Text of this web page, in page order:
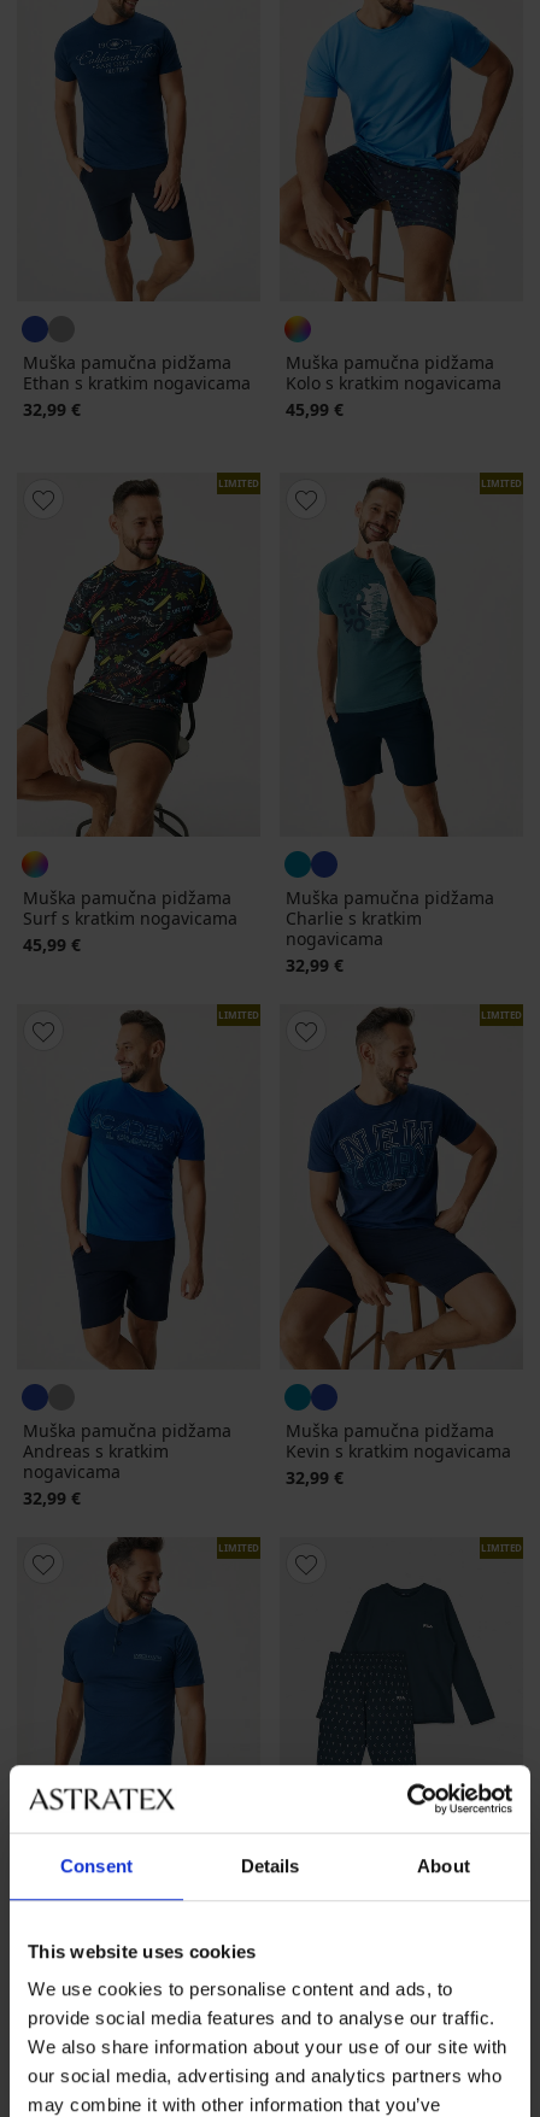
Consent Details About
This website uses cookies
We use cookies to personalise content and ads, to
provide social media features and to analyse our traffic.
We also share information about your use of our site with
our social media, advertising and analytics partners who
may combine it with other information that you’ve
Muška pamučna pidžama
Ethan s kratkim nogavicama
32,99 €
Muška pamučna pidžama
Kolo s kratkim nogavicama
45,99 €
LIMITED
Muška pamučna pidžama
Surf s kratkim nogavicama
45,99 €
LIMITED
Muška pamučna pidžama
Charlie s kratkim
nogavicama
32,99 €
LIMITED
Muška pamučna pidžama
Andreas s kratkim
nogavicama
32,99 €
LIMITED
Muška pamučna pidžama
Kevin s kratkim nogavicama
32,99 €
LIMITED
Muška pamučna pidžama
Henry s kratkim nogavicama
49,99 €
LIMITED
FILA Brent s dugim
nogavicam...
61,99 €
LIMITED LIMITED